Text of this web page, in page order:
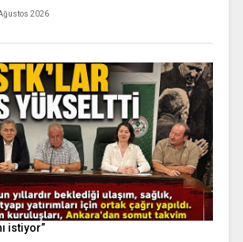
2026
istiyor”